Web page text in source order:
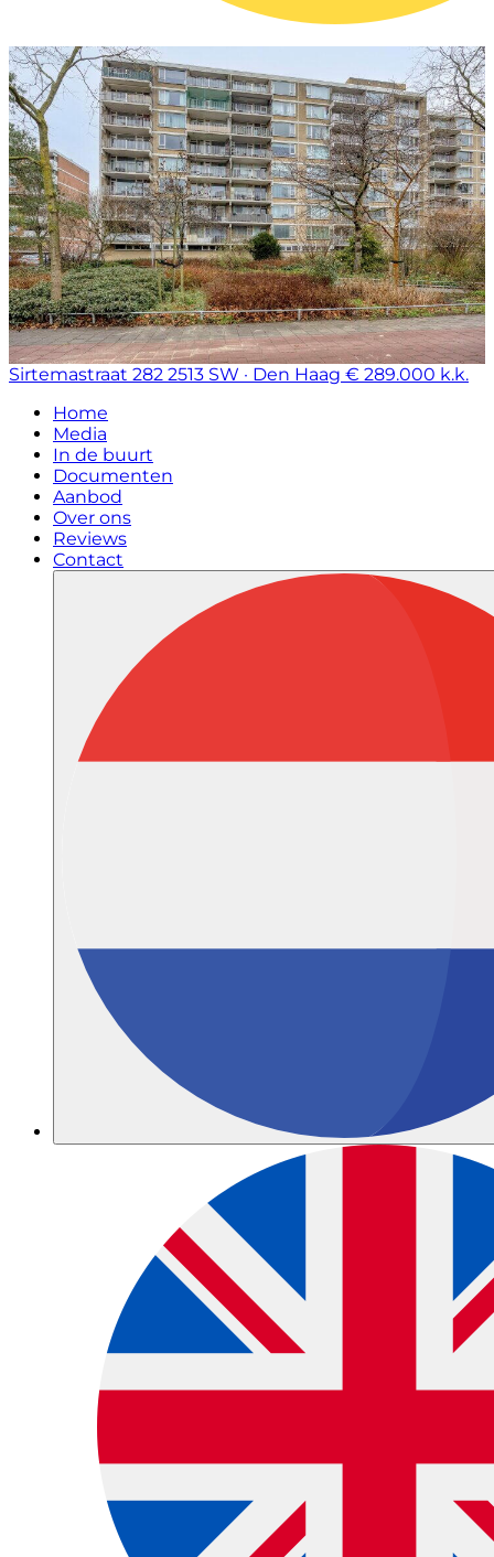
Sirtemastraat 282 2513 SW · Den Haag € 289.000 k.k.
Home
Media
In de buurt
Documenten
Aanbod
Over ons
Reviews
Contact